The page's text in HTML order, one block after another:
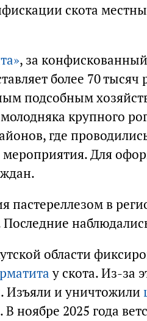
скота
, за
более 70 тысяч
подсобным
крупного
где
мероприятия. Для
пастереллезом в
области
у скота. Из-за
. Изъяли и уничтожили
В ноябре 2025 года